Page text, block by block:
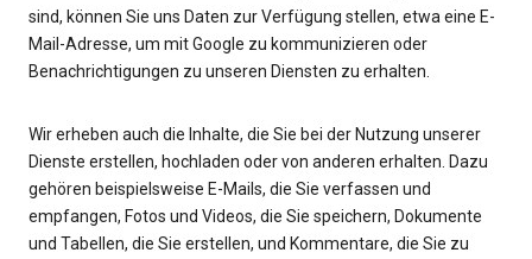
sind, können Sie uns Daten zur Verfügung stellen, etwa eine E-
Mail-Adresse, um mit Google zu kommunizieren oder
Benachrichtigungen zu unseren Diensten zu erhalten.
Wir erheben auch die Inhalte, die Sie bei der Nutzung unserer
Dienste erstellen, hochladen oder von anderen erhalten. Dazu
gehören beispielsweise E-Mails, die Sie verfassen und
empfangen, Fotos und Videos, die Sie speichern, Dokumente
und Tabellen, die Sie erstellen, und Kommentare, die Sie zu